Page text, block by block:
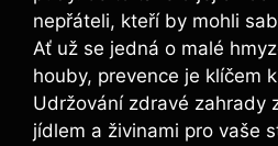
nepřáteli, kteří by mohli
Ať už se jedná o malé
houby, prevence je klíčem
Udržování zdravé zahrady
jídlem a živinami pro vaše